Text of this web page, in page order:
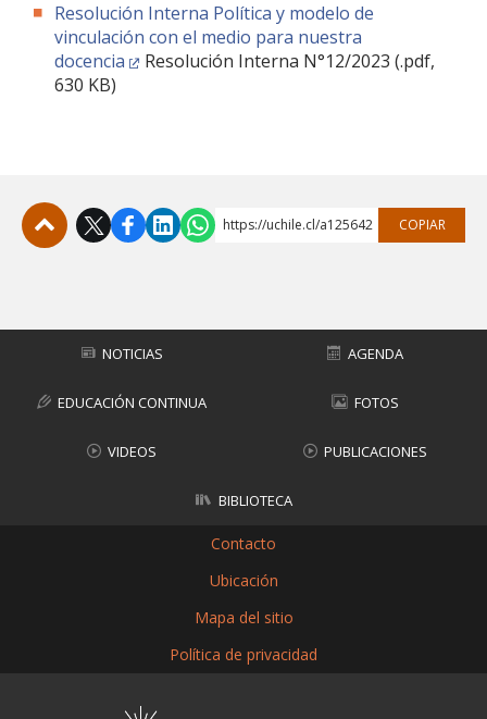
Resolución Interna Política y modelo de
vinculación con el medio para nuestra
docencia
Resolución Interna N°12/2023 (.pdf,
630 KB)
https://uchile.cl/a125642 COPIAR
NOTICIAS AGENDA
EDUCACIÓN CONTINUA FOTOS
VIDEOS PUBLICACIONES
BIBLIOTECA
Contacto
Ubicación
Mapa del sitio
Política de privacidad